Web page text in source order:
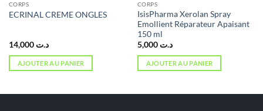
CORPS
ECRINAL CREME ONGLES
د.ت 14,000
AJOUTER AU PANIER
CORPS
IsisPharma Xerolan Spray
Emollient Réparateur Apaisant
150 ml
د.ت 5,000
AJOUTER AU PANIER